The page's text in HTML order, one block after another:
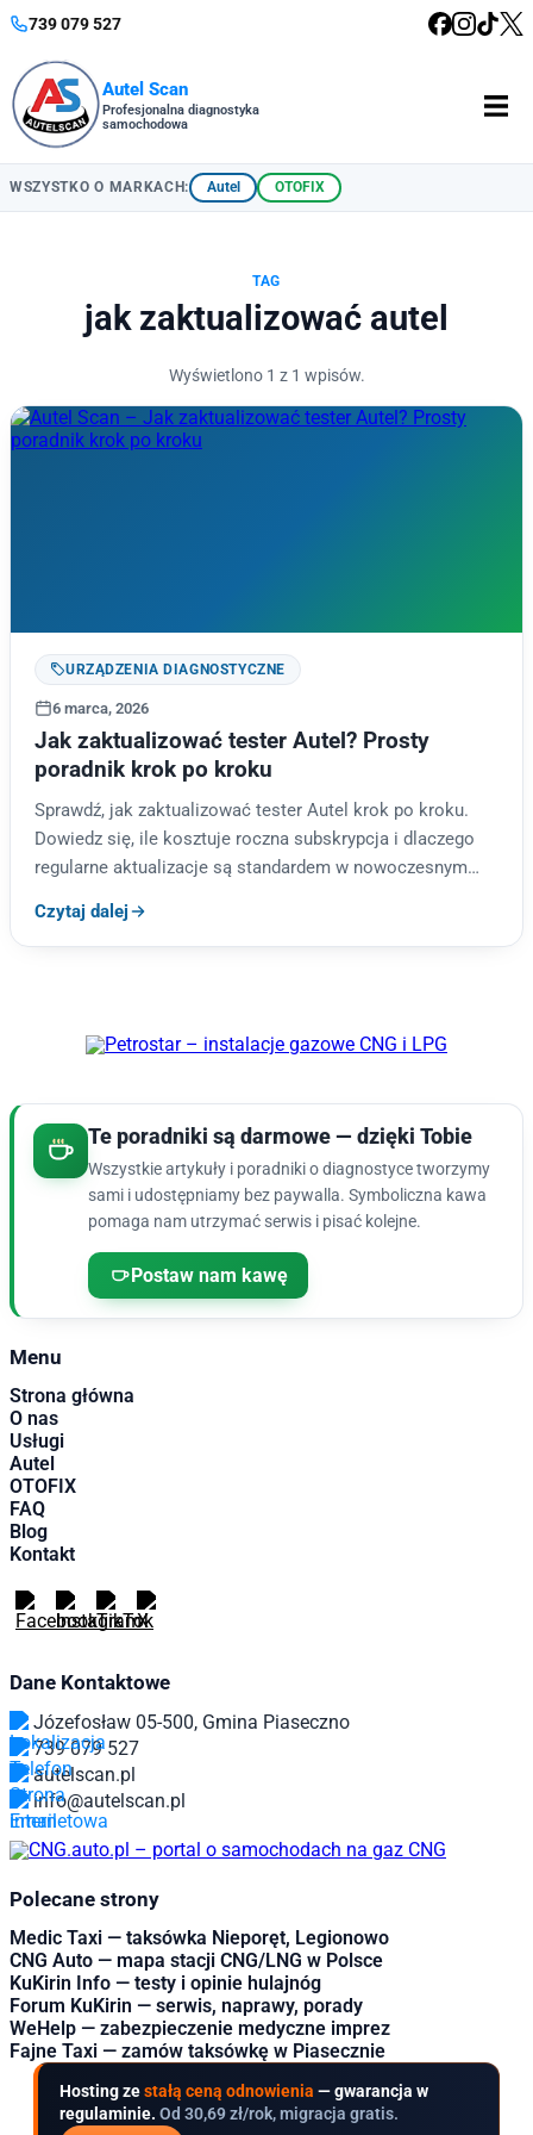
739 079 527
Autel Scan
Profesjonalna diagnostyka
samochodowa
WSZYSTKO O MARKACH: Autel OTOFIX
TAG
jak zaktualizować autel
Wyświetlono 1 z 1 wpisów.
URZĄDZENIA DIAGNOSTYCZNE
6 marca, 2026
Jak zaktualizować tester Autel? Prosty
poradnik krok po kroku
Sprawdź, jak zaktualizować tester Autel krok po kroku.
Dowiedz się, ile kosztuje roczna subskrypcja i dlaczego
regularne aktualizacje są standardem w nowoczesnym
Czytaj dalej
Te poradniki są darmowe — dzięki Tobie
Wszystkie artykuły i poradniki o diagnostyce tworzymy
sami i udostępniamy bez paywalla. Symboliczna kawa
pomaga nam utrzymać serwis i pisać kolejne.
Postaw nam kawę
Menu
Strona główna
O nas
Usługi
Autel
OTOFIX
FAQ
Blog
Kontakt
Dane Kontaktowe
Józefosław 05-500, Gmina Piaseczno
739 079 527
autelscan.pl
info@autelscan.pl
Polecane strony
Medic Taxi — taksówka Nieporęt, Legionowo
CNG Auto — mapa stacji CNG/LNG w Polsce
KuKirin Info — testy i opinie hulajnóg
Forum KuKirin — serwis, naprawy, porady
WeHelp — zabezpieczenie medyczne imprez
Fajne Taxi — zamów taksówkę w Piasecznie
Hosting zestałą ceną odnowienia — gwarancja w
regulaminie. Od 30,69 zł/rok, migracja gratis.